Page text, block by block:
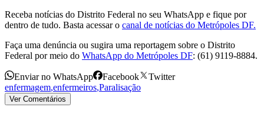
Receba notícias do Distrito Federal no seu WhatsApp e fique por
dentro de tudo. Basta acessar o canal de notícias do Metrópoles DF.
Faça uma denúncia ou sugira uma reportagem sobre o Distrito
Federal por meio do WhatsApp do Metrópoles DF: (61) 9119-8884.
Enviar no WhatsApp Facebook
Twitter
enfermagem,enfermeiros,Paralisação
Ver Comentários